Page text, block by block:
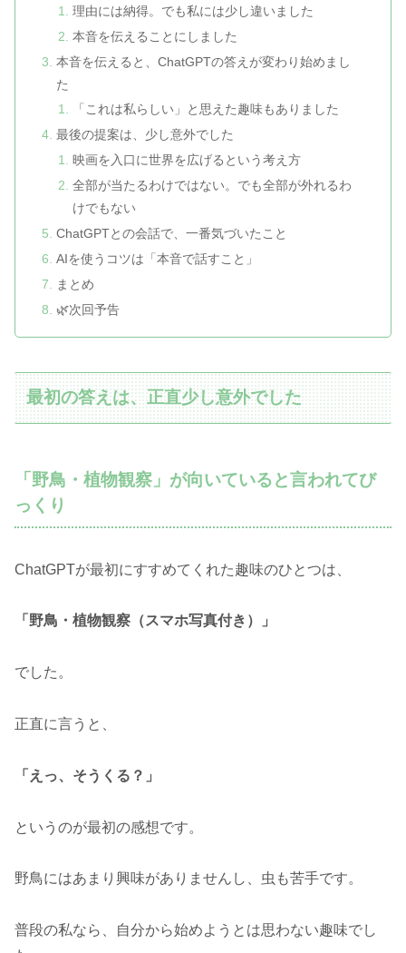
理由には納得。でも私には少し違いました
本音を伝えることにしました
本音を伝えると、ChatGPTの答えが変わり始めまし
た
「これは私らしい」と思えた趣味もありました
最後の提案は、少し意外でした
映画を入口に世界を広げるという考え方
全部が当たるわけではない。でも全部が外れるわ
けでもない
ChatGPTとの会話で、一番気づいたこと
AIを使うコツは「本音で話すこと」
まとめ
🌿次回予告
最初の答えは、正直少し意外でした
「野鳥・植物観察」が向いていると言われてび
っくり
ChatGPTが最初にすすめてくれた趣味のひとつは、
「野鳥・植物観察（スマホ写真付き）」
でした。
正直に言うと、
「えっ、そうくる？」
というのが最初の感想です。
野鳥にはあまり興味がありませんし、虫も苦手です。
普段の私なら、自分から始めようとは思わない趣味でし